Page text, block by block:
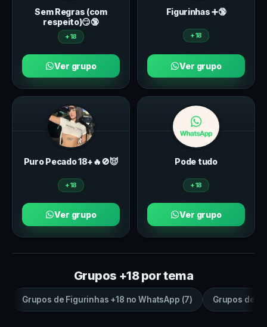
Sem Regras (com
respeito)😏🔞
+18
Ver grupo
Figurinhas ➕🔞
+18
Ver grupo
Puro Pecado 18+🔥🚫😈
+18
Ver grupo
Pode tudo
+18
Ver grupo
Grupos +18 por tema
Grupos de Figurinhas +18 noWhatsApp (7) Grupos de